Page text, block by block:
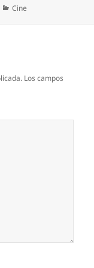
Categorías
Cine
Los campos